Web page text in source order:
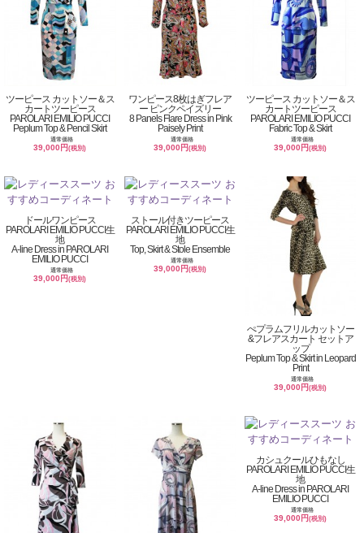
ツーピース カットソー＆ス
カートツーピース
PAROLARI EMILIO PUCCI
Peplum Top & Pencil Skirt
通常価格
39,000円(税別)
ワンピース8枚はぎフレア
ー ピンクペイズリー
8 Panels Flare Dress in Pink
Paisely Print
通常価格
39,000円(税別)
ツーピース カットソー＆ス
カートツーピース
PAROLARI EMILIO PUCCI
Fabric Top & Skirt
通常価格
39,000円(税別)
ドールワンピース
PAROLARI EMILIO PUCCI生
地
A-line Dress in PAROLARI
EMILIO PUCCI
通常価格
39,000円(税別)
ストール付きツーピース
PAROLARI EMILIO PUCCI生
地
Top, Skirt & Stole Ensemble
通常価格
39,000円(税別)
ぺプラムフリルカットソー
&フレアスカート セットア
ップ
Peplum Top & Skirt in Leopard
Print
通常価格
39,000円(税別)
カシュクールひもなし
PAROLARI EMILIO PUCCI生
地
A-line Dress in PAROLARI
EMILIO PUCCI
通常価格
39,000円(税別)